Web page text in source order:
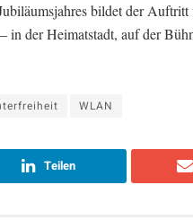
bildet der
der Heimatstadt, auf der
WLAN
Teilen